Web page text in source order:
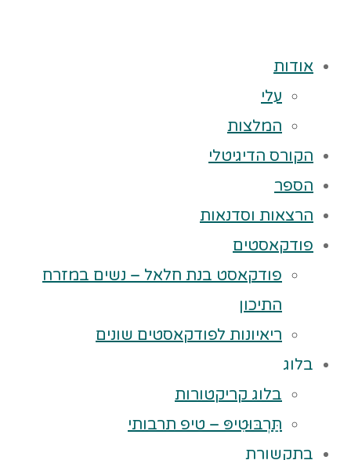
אודות
עלי
המלצות
הקורס הדיגיטלי
הספר
הרצאות וסדנאות
פודקאסטים
פודקאסט בנת חלאל – נשים במזרח
התיכון
ריאיונות לפודקאסטים שונים
בלוג
בלוג קריקטורות
תַּרְבּוּטִיפּ – טיפ תרבותי
בתקשורת